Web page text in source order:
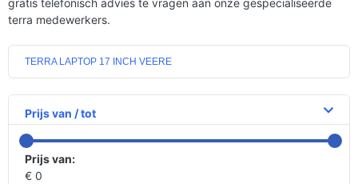
gratis telefonisch advies te vragen aan onze gespecialiseerde
terra medewerkers.
TERRA LAPTOP 17 INCH VEERE
Prijs van / tot
Prijs van:
€ 0